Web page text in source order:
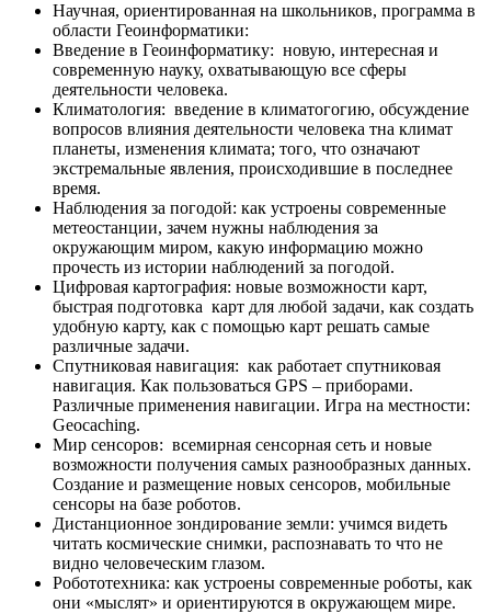
Научная, ориентированная на школьников, программа в
области Геоинформатики:
Введение в Геоинформатику: новую, интересная и
современную науку, охватывающую все сферы
деятельности человека.
Климатология: введение в климатогогию, обсуждение
вопросов влияния деятельности человека тна климат
планеты, изменения климата; того, что означают
экстремальные явления, происходившие в последнее
время.
Наблюдения за погодой: как устроены современные
метеостанции, зачем нужны наблюдения за
окружающим миром, какую информацию можно
прочесть из истории наблюдений за погодой.
Цифровая картография: новые возможности карт,
быстрая подготовка карт для любой задачи, как создать
удобную карту, как с помощью карт решать самые
различные задачи.
Спутниковая навигация: как работает спутниковая
навигация. Как пользоваться GPS – приборами.
Различные применения навигации. Игра на местности:
Geocaching.
Мир сенсоров: всемирная сенсорная сеть и новые
возможности получения самых разнообразных данных.
Создание и размещение новых сенсоров, мобильные
сенсоры на базе роботов.
Дистанционное зондирование земли: учимся видеть
читать космические снимки, распознавать то что не
видно человеческим глазом.
Робототехника: как устроены современные роботы, как
они «мыслят» и ориентируются в окружающем мире.